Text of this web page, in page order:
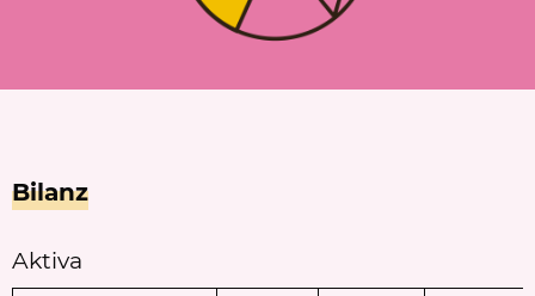
Bilanz
Aktiva